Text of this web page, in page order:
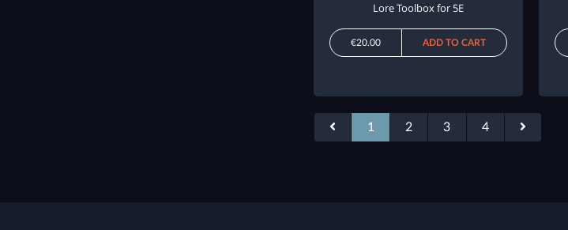
Lore Toolbox for 5E
€20.00 ADD TO CART
1 2 3 4